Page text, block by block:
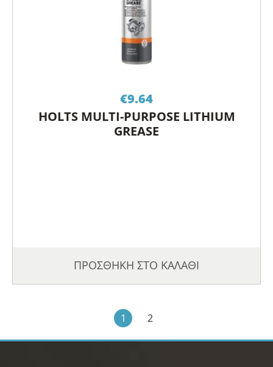
€9.64
HOLTS MULTI-PURPOSE LITHIUM
GREASE
ΠΡΟΣΘΗΚΗ ΣΤΟ ΚΑΛΑΘΙ
1 2